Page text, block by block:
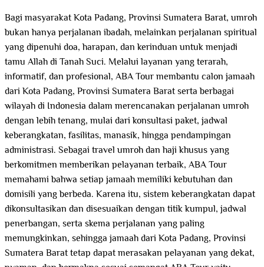
Bagi masyarakat Kota Padang, Provinsi Sumatera Barat, umroh
bukan hanya perjalanan ibadah, melainkan perjalanan spiritual
yang dipenuhi doa, harapan, dan kerinduan untuk menjadi
tamu Allah di Tanah Suci. Melalui layanan yang terarah,
informatif, dan profesional, ABA Tour membantu calon jamaah
dari Kota Padang, Provinsi Sumatera Barat serta berbagai
wilayah di Indonesia dalam merencanakan perjalanan umroh
dengan lebih tenang, mulai dari konsultasi paket, jadwal
keberangkatan, fasilitas, manasik, hingga pendampingan
administrasi. Sebagai travel umroh dan haji khusus yang
berkomitmen memberikan pelayanan terbaik, ABA Tour
memahami bahwa setiap jamaah memiliki kebutuhan dan
domisili yang berbeda. Karena itu, sistem keberangkatan dapat
dikonsultasikan dan disesuaikan dengan titik kumpul, jadwal
penerbangan, serta skema perjalanan yang paling
memungkinkan, sehingga jamaah dari Kota Padang, Provinsi
Sumatera Barat tetap dapat merasakan pelayanan yang dekat,